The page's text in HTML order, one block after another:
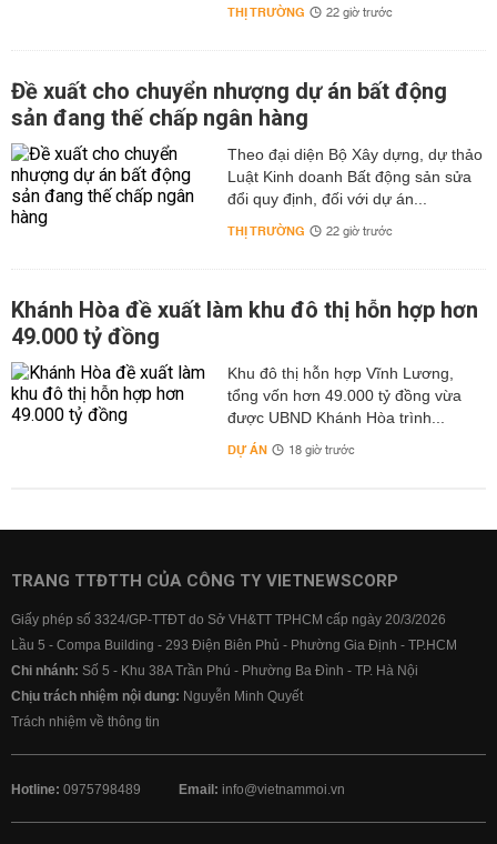
THỊ TRƯỜNG 22 giờ trước
Đề xuất cho chuyển nhượng dự án bất động
sản đang thế chấp ngân hàng
Theo đại diện Bộ Xây dựng, dự thảo
Luật Kinh doanh Bất động sản sửa
đổi quy định, đối với dự án...
THỊ TRƯỜNG 22 giờ trước
Khánh Hòa đề xuất làm khu đô thị hỗn hợp hơn
49.000 tỷ đồng
Khu đô thị hỗn hợp Vĩnh Lương,
tổng vốn hơn 49.000 tỷ đồng vừa
được UBND Khánh Hòa trình...
DỰ ÁN 18 giờ trước
TRANG TTĐTTH CỦA CÔNG TY VIETNEWSCORP
Giấy phép số 3324/GP-TTĐT do Sở VH&TT TPHCM cấp ngày 20/3/2026
Lầu 5 - Compa Building - 293 Điện Biên Phủ - Phường Gia Định - TP.HCM
Chi nhánh: Số 5 - Khu 38A Trần Phú - Phường Ba Đình - TP. Hà Nội
Chịu trách nhiệm nội dung: Nguyễn Minh Quyết
Trách nhiệm về thông tin
Hotline: 0975798489 Email: info@vietnammoi.vn